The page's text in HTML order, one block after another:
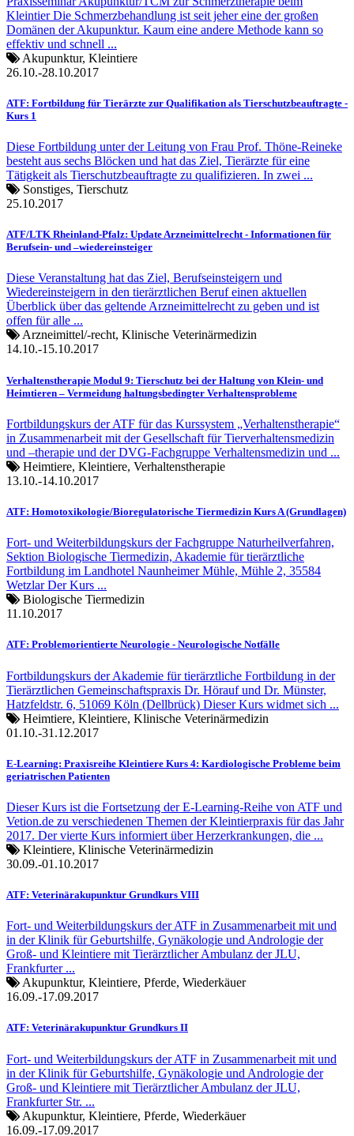
Kleintier Die Schmerzbehandlung ist seit jeher eine der großen
Domänen der Akupunktur. Kaum eine andere Methode kann so
effektiv und schnell ...
Akupunktur, Kleintiere
26.10.-28.10.2017
ATF: Fortbildung für Tierärzte zur Qualifikation als Tierschutzbeauftragte -
Kurs 1
Diese Fortbildung unter der Leitung von Frau Prof. Thöne-Reineke
besteht aus sechs Blöcken und hat das Ziel, Tierärzte für eine
Tätigkeit als Tierschutzbeauftragte zu qualifizieren. In zwei ...
Sonstiges, Tierschutz
25.10.2017
ATF/LTK Rheinland-Pfalz: Update Arzneimittelrecht - Informationen für
Berufsein- und –wiedereinsteiger
Diese Veranstaltung hat das Ziel, Berufseinsteigern und
Wiedereinsteigern in den tierärztlichen Beruf einen aktuellen
Überblick über das geltende Arzneimittelrecht zu geben und ist
offen für alle ...
Arzneimittel/-recht, Klinische Veterinärmedizin
14.10.-15.10.2017
Verhaltenstherapie Modul 9: Tierschutz bei der Haltung von Klein- und
Heimtieren – Vermeidung haltungsbedingter Verhaltensprobleme
Fortbildungskurs der ATF für das Kurssystem „Verhaltenstherapie“
in Zusammenarbeit mit der Gesellschaft für Tierverhaltensmedizin
und –therapie und der DVG-Fachgruppe Verhaltensmedizin und ...
Heimtiere, Kleintiere, Verhaltenstherapie
13.10.-14.10.2017
ATF: Homotoxikologie/Bioregulatorische Tiermedizin Kurs A (Grundlagen)
Fort- und Weiterbildungskurs der Fachgruppe Naturheilverfahren,
Sektion Biologische Tiermedizin, Akademie für tierärztliche
Fortbildung im Landhotel Naunheimer Mühle, Mühle 2, 35584
Wetzlar Der Kurs ...
Biologische Tiermedizin
11.10.2017
ATF: Problemorientierte Neurologie - Neurologische Notfälle
Fortbildungskurs der Akademie für tierärztliche Fortbildung in der
Tierärztlichen Gemeinschaftspraxis Dr. Hörauf und Dr. Münster,
Hatzfeldstr. 6, 51069 Köln (Dellbrück) Dieser Kurs widmet sich ...
Heimtiere, Kleintiere, Klinische Veterinärmedizin
01.10.-31.12.2017
E-Learning: Praxisreihe Kleintiere Kurs 4: Kardiologische Probleme beim
geriatrischen Patienten
Dieser Kurs ist die Fortsetzung der E-Learning-Reihe von ATF und
Vetion.de zu verschiedenen Themen der Kleintierpraxis für das Jahr
2017. Der vierte Kurs informiert über Herzerkrankungen, die ...
Kleintiere, Klinische Veterinärmedizin
30.09.-01.10.2017
ATF: Veterinärakupunktur Grundkurs VIII
Fort- und Weiterbildungskurs der ATF in Zusammenarbeit mit und
in der Klinik für Geburtshilfe, Gynäkologie und Andrologie der
Groß- und Kleintiere mit Tierärztlicher Ambulanz der JLU,
Frankfurter ...
Akupunktur, Kleintiere, Pferde, Wiederkäuer
16.09.-17.09.2017
ATF: Veterinärakupunktur Grundkurs II
Fort- und Weiterbildungskurs der ATF in Zusammenarbeit mit und
in der Klinik für Geburtshilfe, Gynäkologie und Andrologie der
Groß- und Kleintiere mit Tierärztlicher Ambulanz der JLU,
Frankfurter Str. ...
Akupunktur, Kleintiere, Pferde, Wiederkäuer
16.09.-17.09.2017